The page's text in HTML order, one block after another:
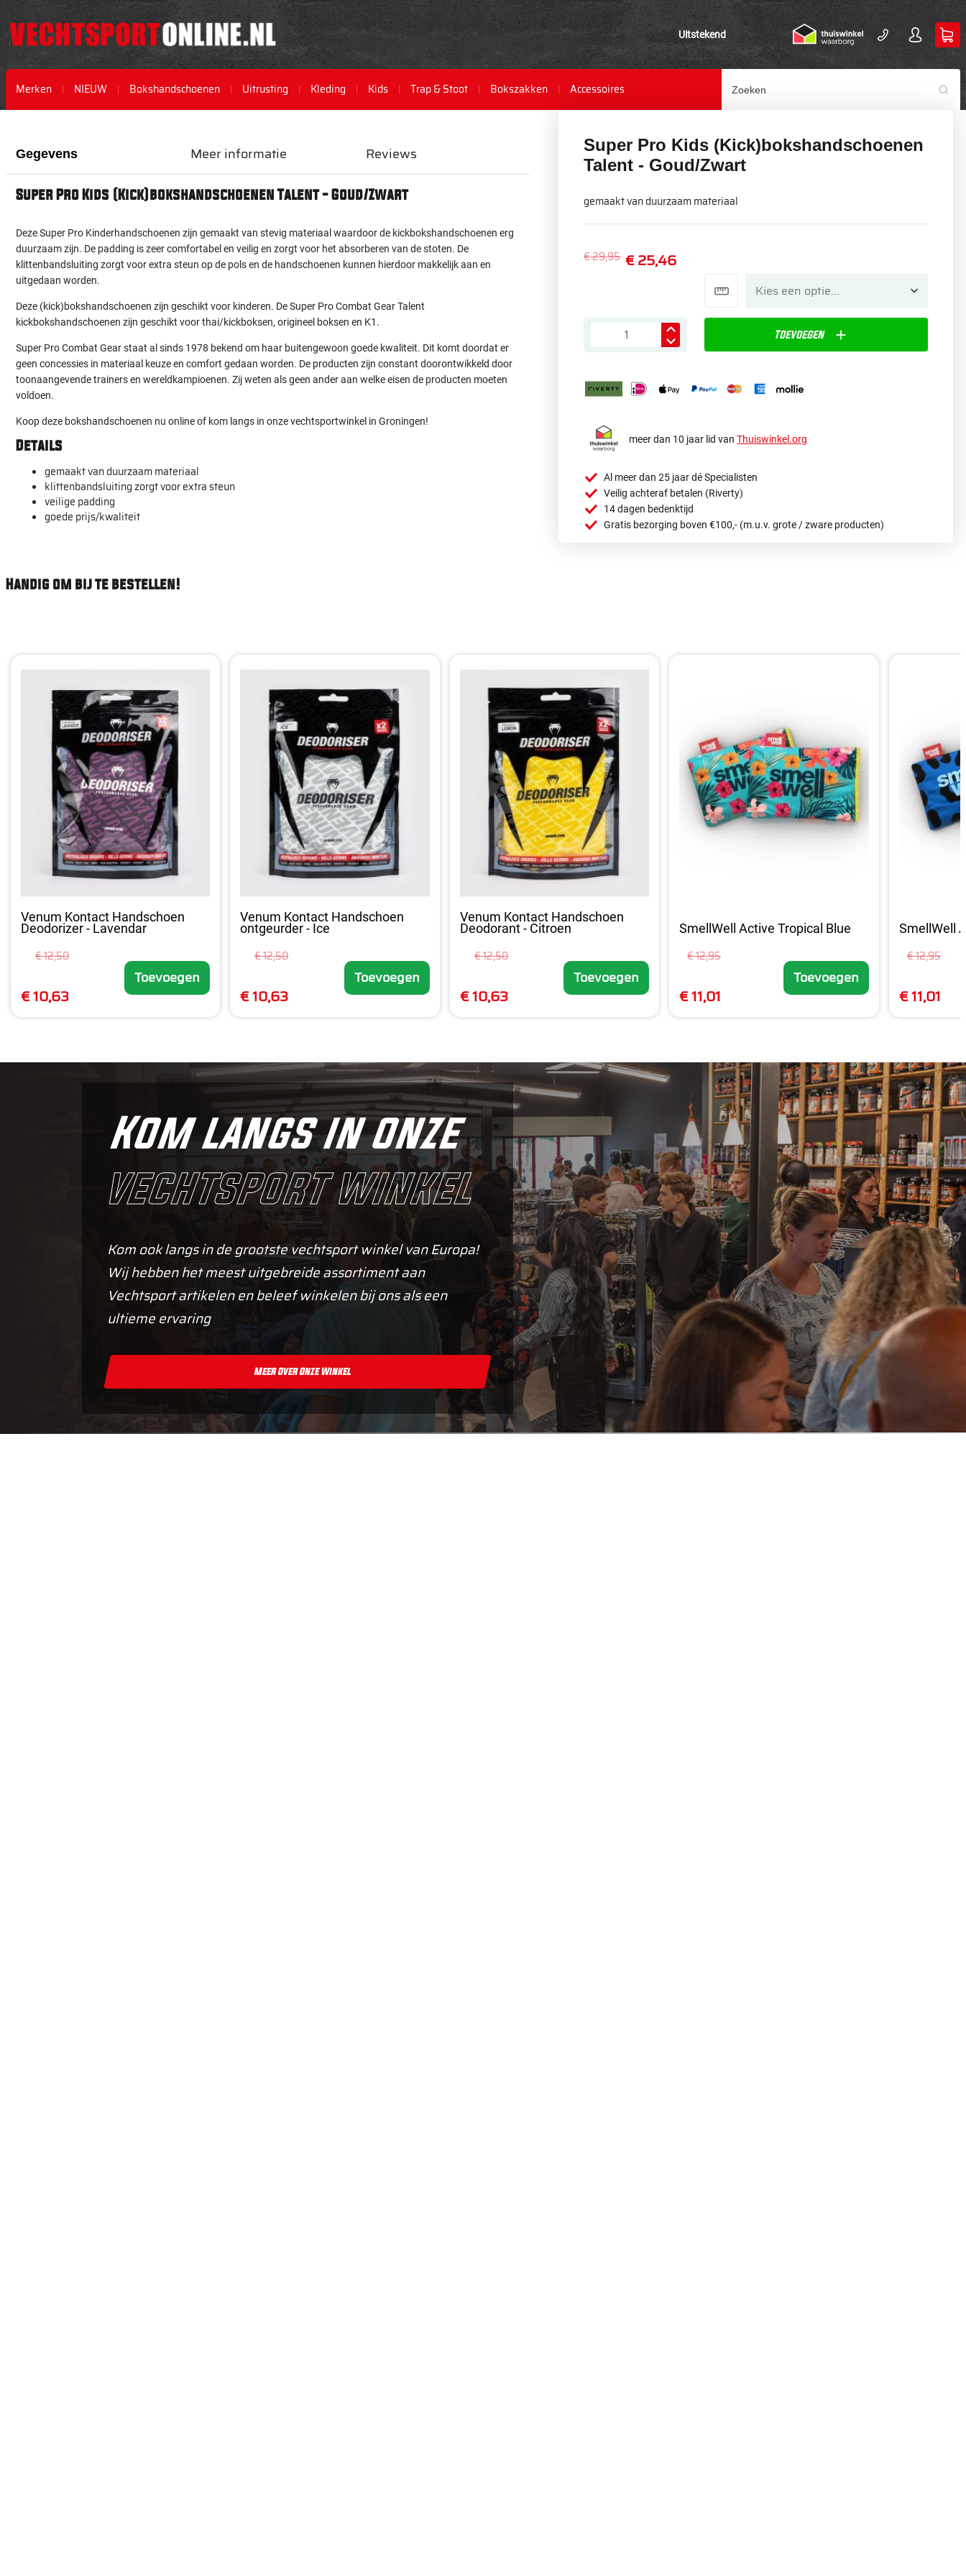
Uitstekend
Merken NIEUW Bokshandschoenen Uitrusting Kleding Kids Trap & Stoot Bokszakken Accessoires
einde
van
begin
van
Super Pro Kids (Kick)bokshandschoenen
Talent - Goud/Zwart
gemaakt van duurzaam materiaal
€ 25,46
€ 29,95
Toevoegen
meer dan 10 jaar lid vanThuiswinkel.org
Al meer dan 25 jaar dé Specialisten
Veilig achteraf betalen (Riverty)
14 dagen bedenktijd
Gratis bezorging boven €100,- (m.u.v. grote / zware producten)
Gegevens
Super Pro Kids (Kick)bokshandschoenen Talent - Goud/Zwart
Deze Super Pro Kinderhandschoenen zijn gemaakt van stevig materiaal waardoor de kickbokshandschoenen erg
duurzaam zijn. De padding is zeer comfortabel en veilig en zorgt voor het absorberen van de stoten. De
klittenbandsluiting zorgt voor extra steun op de pols en de handschoenen kunnen hierdoor makkelijk aan en
uitgedaan worden.
Deze (kick)bokshandschoenen zijn geschikt voor kinderen. De Super Pro Combat Gear Talent
kickbokshandschoenen zijn geschikt voor thai/kickboksen, origineel boksen en K1.
Super Pro Combat Gear staat al sinds 1978 bekend om haar buitengewoon goede kwaliteit. Dit komt doordat er
geen concessies in materiaal keuze en comfort gedaan worden. De producten zijn constant doorontwikkeld door
toonaangevende trainers en wereldkampioenen. Zij weten als geen ander aan welke eisen de producten moeten
voldoen.
Koop deze bokshandschoenen nu online of kom langs in onze vechtsportwinkel in Groningen!
Details
gemaakt van duurzaam materiaal
klittenbandsluiting zorgt voor extra steun
veilige padding
goede prijs/kwaliteit
Meer informatie Reviews
Handig om bij te bestellen!
Venum Kontact Handschoen
Deodorizer - Lavendar
€ 12,50
€ 10,63
Toevoegen
Venum Kontact Handschoen
ontgeurder - Ice
€ 12,50
€ 10,63
Toevoegen
Venum Kontact Handschoen
Deodorant - Citroen
€ 12,50
€ 10,63
Toevoegen
SmellWell Active Tropical Blue
€ 12,95
€ 11,01
Toevoegen
SmellWell
€ 12,95
€ 11,01
Kom langs in onze
vechtsport winkel
Kom ook langs in de grootste vechtsport winkel van Europa!
Wij hebben het meest uitgebreide assortiment aan
Vechtsport artikelen en beleef winkelen bij ons als een
ultieme ervaring
Meer Over Onze Winkel